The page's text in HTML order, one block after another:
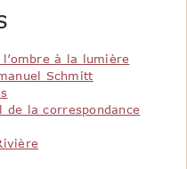
à la lumière
Schmitt
de la correspondance